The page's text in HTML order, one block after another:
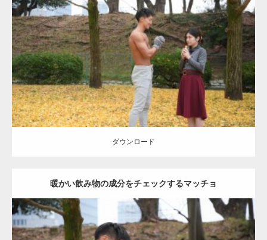
Update: 2021.07.8
Category:公園のマッチョ その他 AKIHITO(細マッチョ) 上腕三頭筋
肩
ダウンロード
ダウンロード
暖かい飲み物の成分をチェックするマッチョ